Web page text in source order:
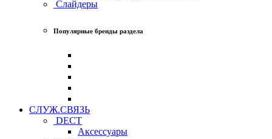
Слайдеры
Популярные бренды раздела
СЛУЖ.СВЯЗЬ
DECT
Аксессуары